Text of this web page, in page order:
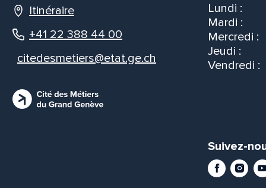
Itinéraire
+41 22 388 44 00
citedesmetiers@etat.ge.ch
Lundi :
Mardi :
Mercredi :
Jeudi :
Vendredi :
Suivez-
Facebook